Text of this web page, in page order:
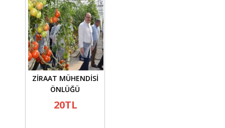
ZİRAAT MÜHENDİSİ
ÖNLÜĞÜ
20TL